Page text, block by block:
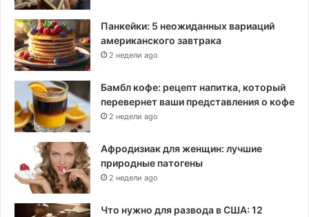
Панкейки: 5 неожиданных вариаций
американского завтрака
2 недели ago
Бамбл кофе: рецепт напитка, который
перевернет ваши представления о кофе
2 недели ago
Афродизиак для женщин: лучшие
природные патогены
2 недели ago
Что нужно для развода в США: 12